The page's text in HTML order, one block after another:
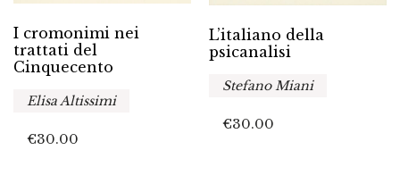
I cromonimi nei
trattati del
Cinquecento
Elisa Altissimi
€30.00
L’italiano della
psicanalisi
Stefano Miani
€30.00